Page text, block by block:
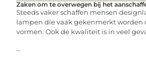
Zaken om te overwegen bij het
Steeds vaker schaffen mensen
lampen die vaak gekenmerkt worden
vormen. Ook de kwaliteit is in veel
...